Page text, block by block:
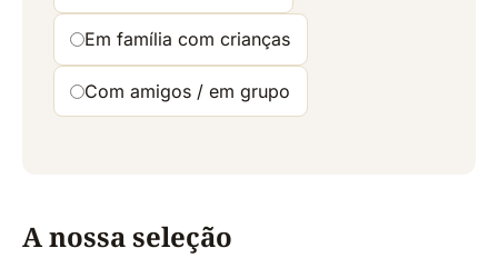
Em família com crianças
Com amigos / em grupo
A nossa seleção